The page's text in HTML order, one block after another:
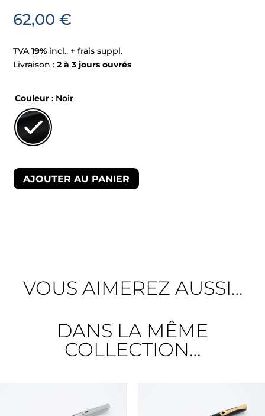
62,00€
TVA19% incl., + frais suppl.
Livraison :2 à 3 jours ouvrés
Couleur : Noir
AJOUTER AU PANIER
VOUS AIMEREZ AUSSI…
DANS LA MÊME
COLLECTION…